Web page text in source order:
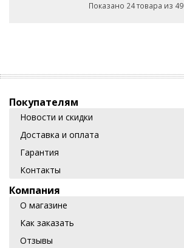
Показано 24 товара из 49
Покупателям
Новости и скидки
Доставка и оплата
Гарантия
Контакты
Компания
О магазине
Как заказать
Отзывы